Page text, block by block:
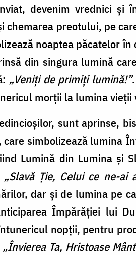
devenim vrednici și
preotului, pe
noaptea păcatelor în
din singura lumină
„Veniți de primiți lumină!”
morții la lumina vieții
sunt aprinse,
simbolizează lumina
Lumină din Lumina și
„Slavă Ție, Celui ce ne-ai
dar și de lumina pe
Împărăției lui
nopții, pentru
„Învierea Ta, Hristoase